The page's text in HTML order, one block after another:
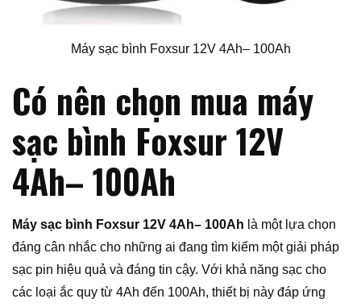
Máy sạc bình Foxsur 12V 4Ah– 100Ah
Có nên chọn mua máy
sạc bình Foxsur 12V
4Ah– 100Ah
Máy sạc bình Foxsur 12V 4Ah– 100Ah là một lựa chọn
đáng cân nhắc cho những ai đang tìm kiếm một giải pháp
sạc pin hiệu quả và đáng tin cậy. Với khả năng sạc cho
các loại ắc quy từ 4Ah đến 100Ah, thiết bị này đáp ứng